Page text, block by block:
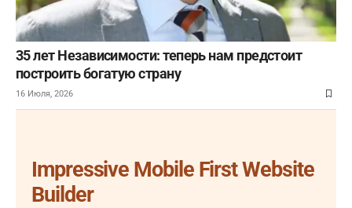
35 лет Независимости: теперь нам предстоит
построить богатую страну
16 Июля, 2026
Impressive Mobile First Website
Builder